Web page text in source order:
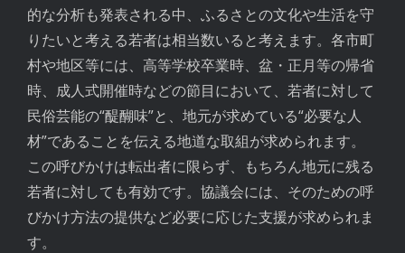
的な分析も発表される中、ふるさとの文化や生活を守
りたいと考える若者は相当数いると考えます。各市町
村や地区等には、高等学校卒業時、盆・正月等の帰省
時、成人式開催時などの節目において、若者に対して
民俗芸能の“醍醐味”と、地元が求めている“必要な人
材”であることを伝える地道な取組が求められます。
この呼びかけは転出者に限らず、もちろん地元に残る
若者に対しても有効です。協議会には、そのための呼
びかけ方法の提供など必要に応じた支援が求められま
す。